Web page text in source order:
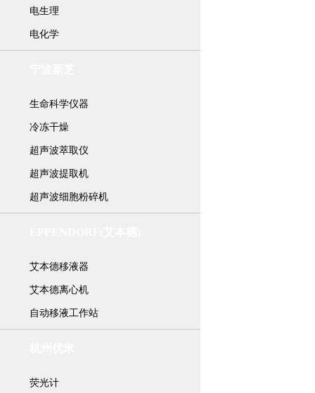
电生理
电化学
生命科学仪器
冷冻干燥
超声波萃取仪
超声波提取机
超声波细胞粉碎机
艾本德移液器
艾本德离心机
自动移液工作站
荧光计